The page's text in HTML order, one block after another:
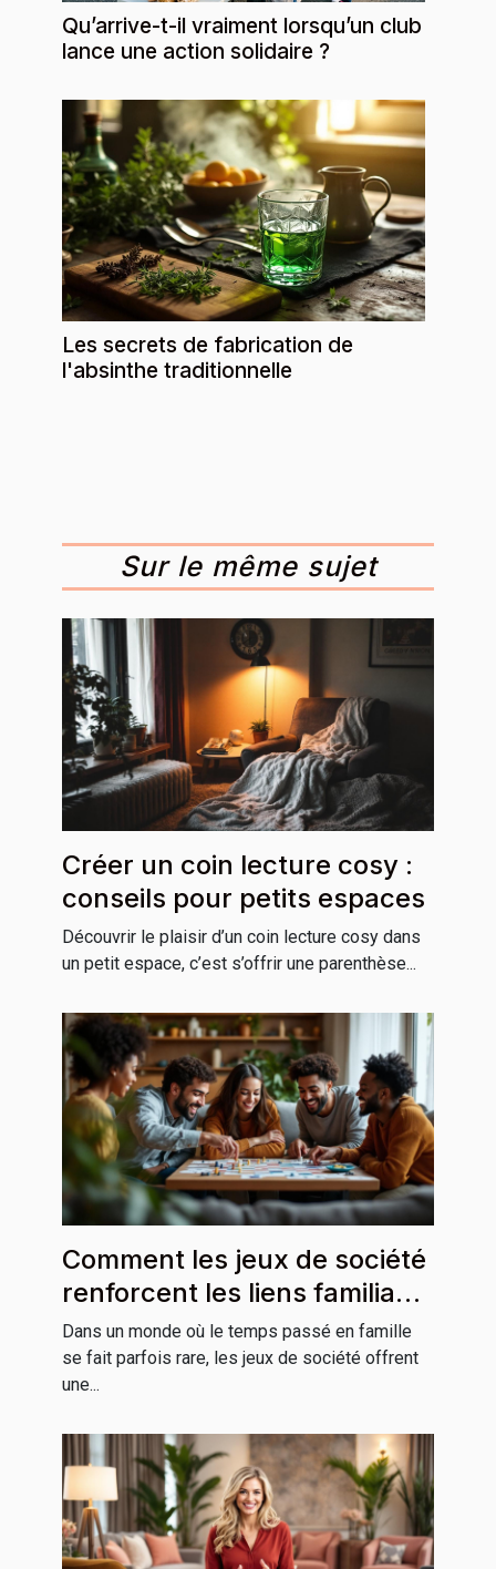
Qu’arrive-t-il vraiment lorsqu’un club
lance une action solidaire ?
Les secrets de fabrication de
l'absinthe traditionnelle
Sur le même sujet
Créer un coin lecture cosy :
conseils pour petits espaces
Découvrir le plaisir d’un coin lecture cosy dans
un petit espace, c’est s’offrir une parenthèse...
Comment les jeux de société
renforcent les liens familiaux
?
Dans un monde où le temps passé en famille
se fait parfois rare, les jeux de société offrent
une...